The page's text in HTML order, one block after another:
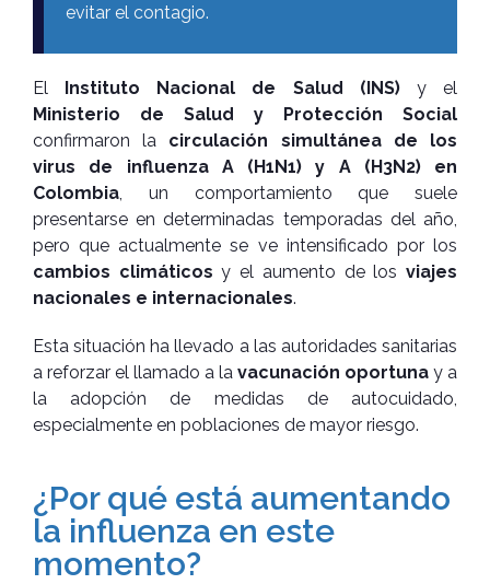
evitar el contagio.
El Instituto Nacional de Salud (INS)y el
Ministerio de Salud y Protección Social
confirmaron la circulación simultánea de los
virus de influenza A (H1N1) y A (H3N2) en
Colombia , un comportamiento que suele
presentarse en determinadas temporadas del año,
pero que actualmente se ve intensificado por los
cambios climáticos y el aumento de losviajes
nacionales e internacionales.
Esta situación ha llevado a las autoridades sanitarias
a reforzar el llamado a la vacunación oportuna y a
la adopción de medidas de autocuidado,
especialmente en poblaciones de mayor riesgo.
¿Por qué está aumentando
la influenza en este
momento?